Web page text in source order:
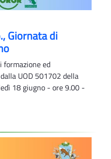
Giornata di
formazione ed
UOD 501702 della
18 giugno - ore 9.00 -